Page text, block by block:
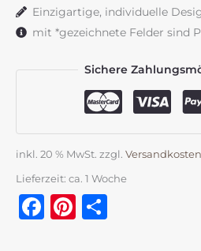
Menge
Einzigartige, individuelle
mit *gezeichnete Felder sind
Sichere
inkl. 20 % MwSt. zzgl. Versandkosten
Lieferzeit: ca. 1 Woche
Facebook
Pinterest